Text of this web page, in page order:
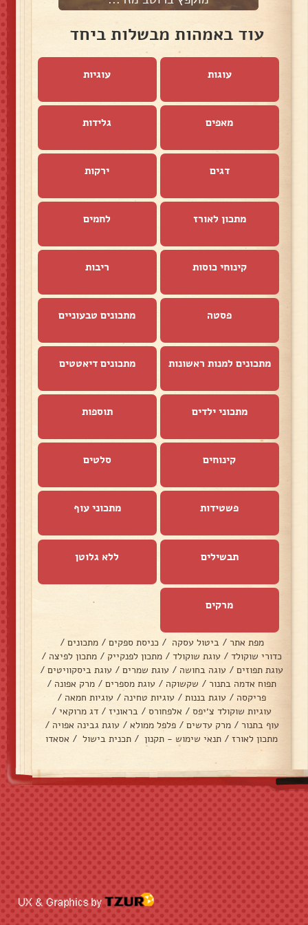
עוד באמהות מבשלות ביחד
עוגות עוגיות
מאפים גלידות
דגים ירקות
מתכון לאורז לחמים
קינוחי כוסות ריבות
פסטה מתכונים טבעוניים
מתכונים למנות ראשונות מתכונים דיאטטים
מתכוני ילדים תוספות
קינוחים סלטים
פשטידות מתכוני עוף
תבשילים ללא גלוטן
מרקים
מפת אתר / ביטול עסקה / כניסת ספקים / מתכונים /
כדורי שוקולד / עוגת שוקולד / מתכון לפנקייק / מתכון לפיצה /
עוגת תפוזים / עוגה בחושה / עוגת שמרים / עוגת ביסקוויטים /
תפוח אדמה בתנור / שקשוקה / עוגת מספרים / מרק אפונה /
פריקסה / עוגת בננות / עוגיות טחינה / עוגיות חמאה /
עוגיות שוקולד צ׳יפס / אלפחורס / בראוניז / דג מרוקאי /
עוף בתנור / מרק עדשים / פלפל ממולא / עוגת גבינה אפויה /
מתכון לאורז / תנאי שימוש - תקנון / תכנית בישול / אסאדו